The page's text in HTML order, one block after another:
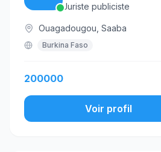
Juriste publiciste
Ouagadougou, Saaba
Burkina Faso
200000
Voir profil